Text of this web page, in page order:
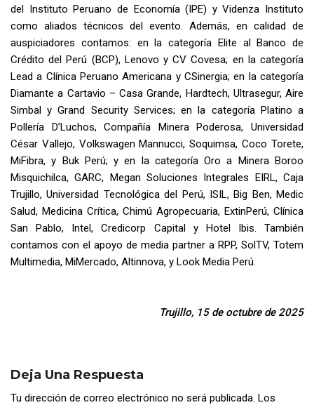
del Instituto Peruano de Economía (IPE) y Videnza Instituto
como aliados técnicos del evento. Además, en calidad de
auspiciadores contamos: en la categoría Elite al Banco de
Crédito del Perú (BCP), Lenovo y CV Covesa; en la categoría
Lead a Clínica Peruano Americana y CSinergia; en la categoría
Diamante a Cartavio – Casa Grande, Hardtech, Ultrasegur, Aire
Simbal y Grand Security Services; en la categoría Platino a
Pollería D’Luchos, Compañía Minera Poderosa, Universidad
César Vallejo, Volkswagen Mannucci, Soquimsa, Coco Torete,
MiFibra, y Buk Perú; y en la categoría Oro a Minera Boroo
Misquichilca, GARC, Megan Soluciones Integrales EIRL, Caja
Trujillo, Universidad Tecnológica del Perú, ISIL, Big Ben, Medic
Salud, Medicina Crítica, Chimú Agropecuaria, ExtinPerú, Clínica
San Pablo, Intel, Credicorp Capital y Hotel Ibis. También
contamos con el apoyo de media partner a RPP, SolTV, Totem
Multimedia, MiMercado, Altinnova, y Look Media Perú.
Trujillo, 15 de octubre de 2025
Deja Una Respuesta
Tu dirección de correo electrónico no será publicada. Los